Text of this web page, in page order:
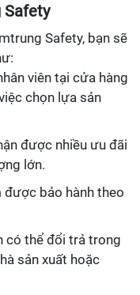
Safety
Safety, bạn sẽ
viên tại cửa hàng
chọn lựa sản
được nhiều ưu đãi
lớn.
được bảo hành theo
có thể đổi trả trong
sản xuất hoặc